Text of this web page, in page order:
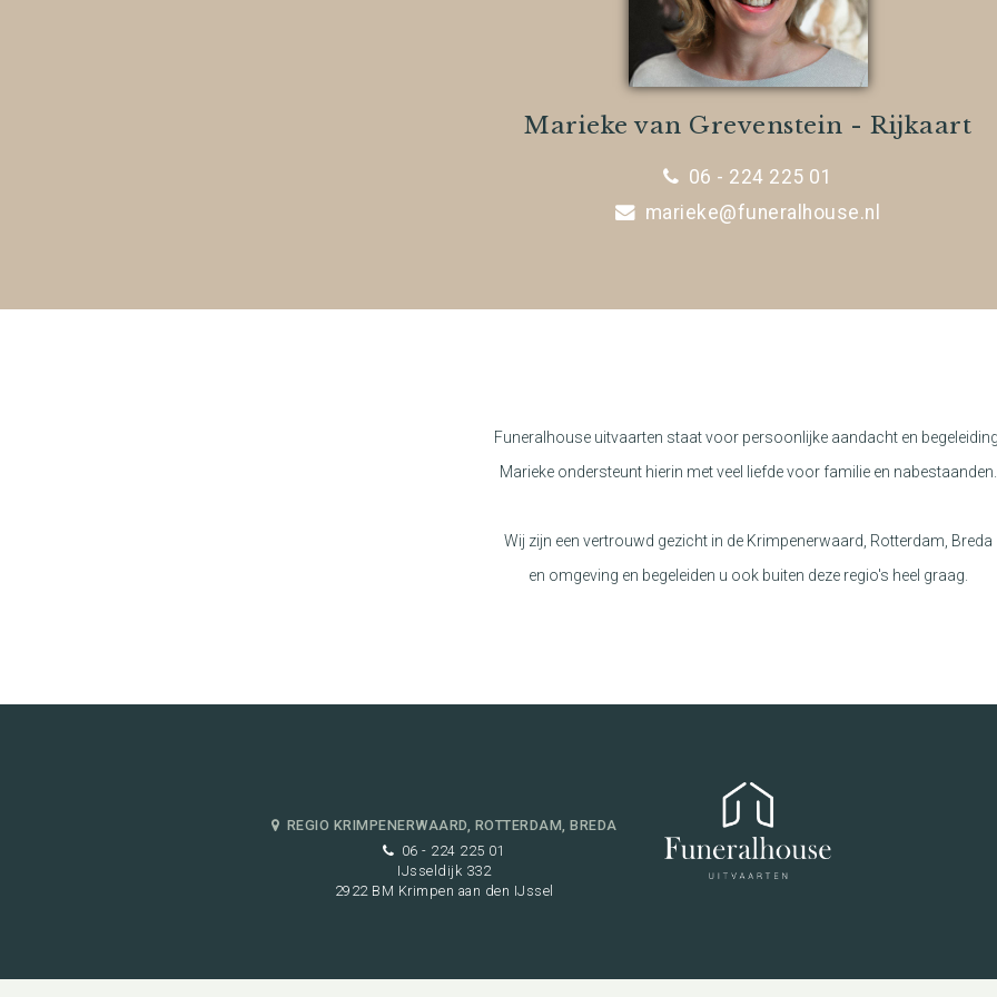
Marieke van Grevenstein - Rijkaart
06 - 224 225 01
marieke@funeralhouse.nl
Funeralhouse uitvaarten staat voor persoonlijke aandacht en
Marieke ondersteunt hierin met veel liefde voor familie en nabestaanden.
Wij zijn een vertrouwd gezicht in de Krimpenerwaard, Rotterdam, Breda
en omgeving en begeleiden u ook buiten deze regio's heel graag.
REGIO KRIMPENERWAARD, ROTTERDAM, BREDA
06 - 224 225 01
IJsseldijk 332
2922 BM Krimpen aan den IJssel